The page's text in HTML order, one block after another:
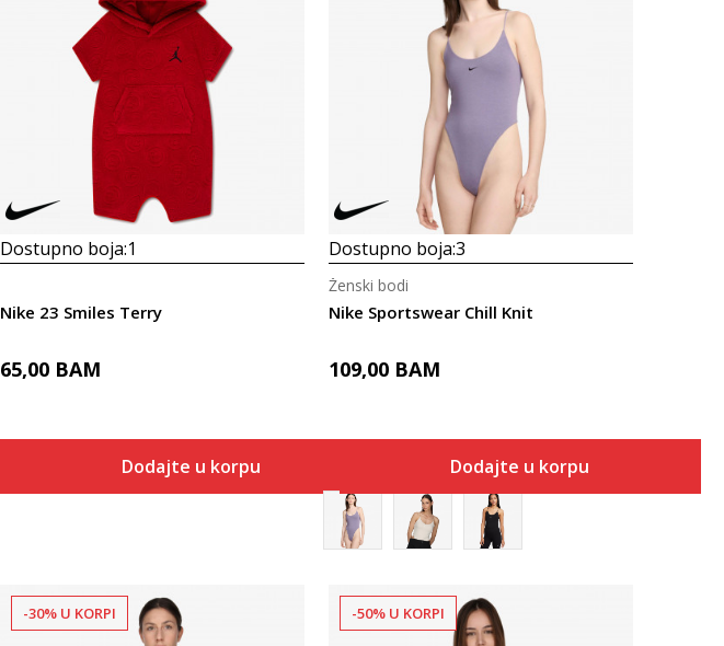
Uporedi
Dostupno boja:1
Nike 23 Smiles Terry
65,00 BAM
Dodajte u korpu
Uporedi
Dostupno boja:3
Nike Sportswear Chill Knit
Ženski bodi
109,00 BAM
Dodajte u korpu
-30% U KORPI -50% U KORPI